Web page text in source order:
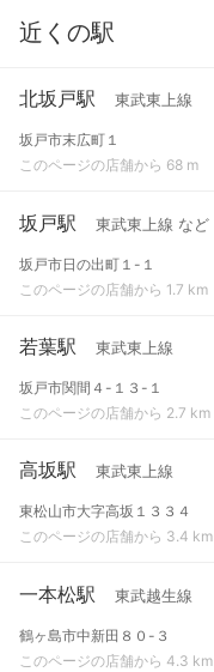
近くの駅
北坂戸駅 東武東上線
坂戸市末広町１
このページの店舗から 68 m
坂戸駅 東武東上線 など
坂戸市日の出町１-１
このページの店舗から 1.7 km
若葉駅 東武東上線
坂戸市関間４-１３-１
このページの店舗から 2.7 km
高坂駅 東武東上線
東松山市大字高坂１３３４
このページの店舗から 3.4 km
一本松駅 東武越生線
鶴ヶ島市中新田８０-３
このページの店舗から 4.3 km